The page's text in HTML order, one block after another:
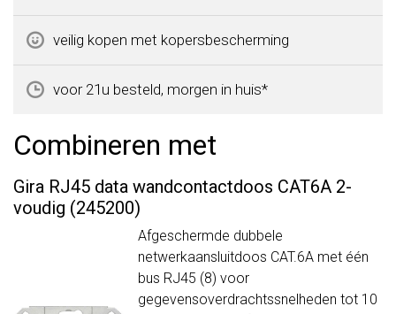
veilig kopen met kopersbescherming
voor 21u besteld, morgen in huis*
Combineren met
Gira RJ45 data wandcontactdoos CAT6A 2-
voudig (245200)
Afgeschermde dubbele
netwerkaansluitdoos CAT.6A met één
bus RJ45 (8) voor
gegevensoverdrachtssnelheden tot 10